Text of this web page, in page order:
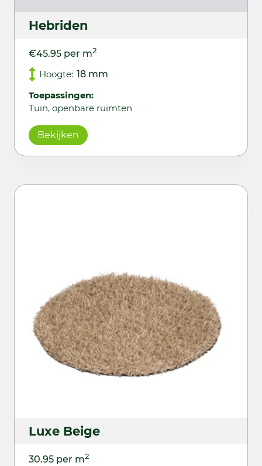
Hebriden
€45.95 per m2
Hoogte: 18 mm
Toepassingen:
Tuin, openbare ruimten
Bekijken
Luxe Beige
30.95 per m2